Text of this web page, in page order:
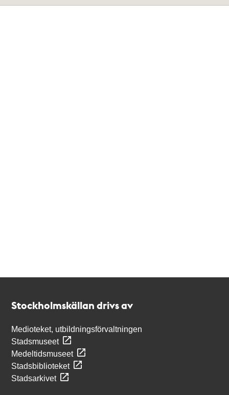
Stockholmskällan drivs av
Medioteket, utbildningsförvaltningen
Stadsmuseet
Medeltidsmuseet
Stadsbiblioteket
Stadsarkivet